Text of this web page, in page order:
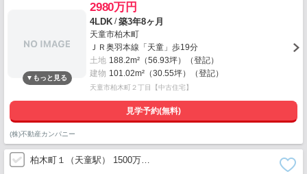
2980万円
4LDK /築3年8ヶ月
天童市柏木町
ＪＲ奥羽本線「天童」歩19分
土地 188.2m²（56.93坪）（登記）
建物 101.02m²（30.55坪）（登記）
天童市柏木町２丁目【中古住宅】
見学予約(無料)
(株)不動産カンパニー
柏木町１（天童駅） 1500万…